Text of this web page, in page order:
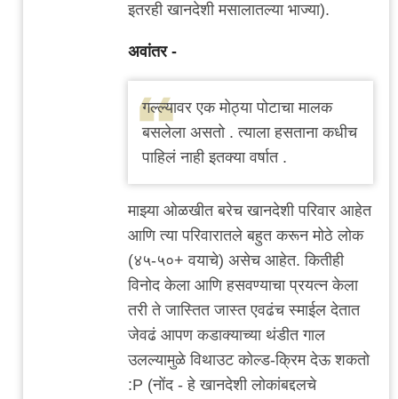
इतरही खानदेशी मसालातल्या भाज्या).
अवांतर -
गल्ल्यावर एक मोठ्या पोटाचा मालक
बसलेला असतो . त्याला हसताना कधीच
पाहिलं नाही इतक्या वर्षात .
माझ्या ओळखीत बरेच खानदेशी परिवार आहेत
आणि त्या परिवारातले बहुत करून मोठे लोक
(४५-५०+ वयाचे) असेच आहेत. कितीही
विनोद केला आणि हसवण्याचा प्रयत्न केला
तरी ते जास्तित जास्त एवढंच स्माईल देतात
जेवढं आपण कडाक्याच्या थंडीत गाल
उलल्यामुळे विथाउट कोल्ड-क्रिम देऊ शकतो
:P (नोंद - हे खानदेशी लोकांबद्दलचे